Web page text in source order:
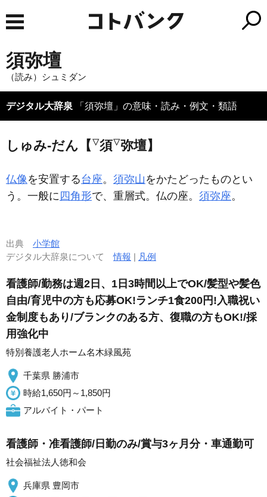
須弥壇
（読み）シュミダン
デジタル大辞泉 「須弥壇」の意味・読み・例文・類語
しゅみ‐だん【 ▽須▽弥壇】
仏像を安置する台座。 須弥山 をかたどったものとい
う。一般に 四角形で、重層式。仏の座。 須弥座。
出典 小学館
デジタル大辞泉について情報 | 凡例
看護師/勤務は週2日、1日3時間以上でOK/髪型や髪色
自由/育児中の方も応募OK!ランチ1食200円!入職祝い
金制度もあり/ブランクのある方、復職の方もOK!/採
用強化中
特別養護老人ホーム名木緑風苑
千葉県 勝浦市
時給1,650円～1,850円
アルバイト・パート
看護師・准看護師/日勤のみ/賞与3ヶ月分・車通勤可
社会福祉法人徳和会
兵庫県 豊岡市